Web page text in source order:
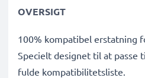
OVERSIGT
100% kompatibel erstatning
Specielt designet til at passe
fulde kompatibilitetsliste.